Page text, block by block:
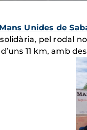
Mans Unides de
pel rodal
11 km, amb